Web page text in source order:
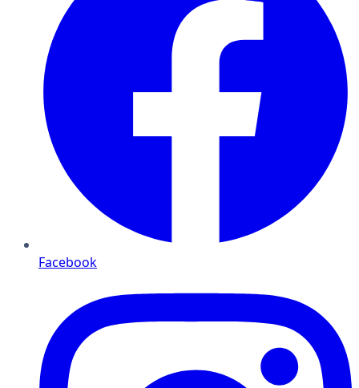
Facebook